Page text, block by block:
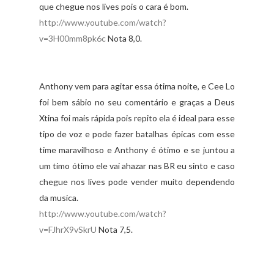
que chegue nos lives pois o cara é bom.
http://www.youtube.com/watch?
v=3H00mm8pk6cNota 8,0.
Anthony vem para agitar essa ótima noite, e Cee Lo
foi bem sábio no seu comentário e graças a Deus
Xtina foi mais rápida pois repito ela é ideal para esse
tipo de voz e pode fazer batalhas épicas com esse
time maravilhoso e Anthony é ótimo e se juntou a
um timo ótimo ele vai ahazar nas BR eu sinto e caso
chegue nos lives pode vender muito dependendo
da musica.
http://www.youtube.com/watch?
v=FJhrX9vSkrU Nota 7,5.